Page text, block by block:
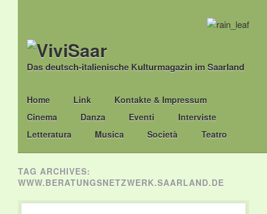
Das deutsch-italienische Kulturmagazin im Saarland
Main menu
Skip
to
content
Home Link
Kontakte & Impressum
Cinema
Danza Eventi
Interviste
Letteratura
Musica Società Teatro
TAG ARCHIVES:
WWW.BERATUNGSNETZWERK.SAARLAND.DE